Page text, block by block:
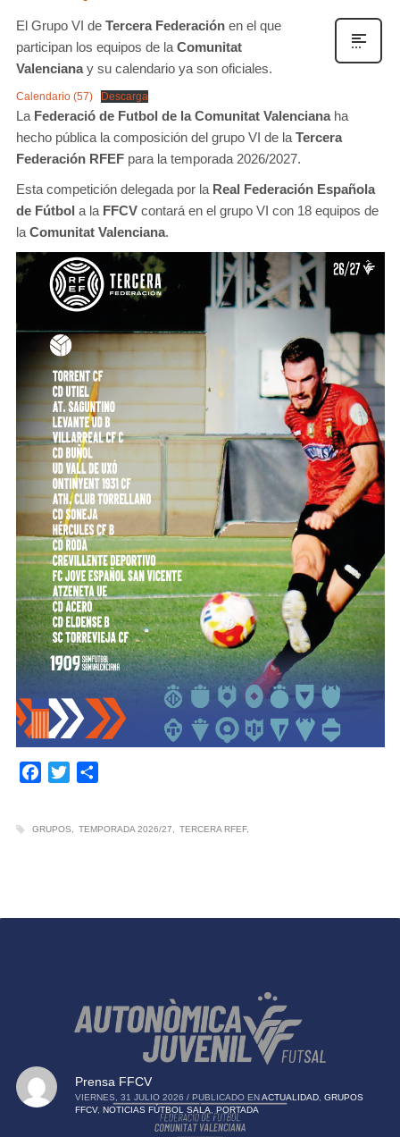
El Grupo VI de Tercera Federaciónen el que
participan los equipos de la Comunitat
Valencianay su calendario ya son oficiales.
Calendario (57) Descarga
La Federació de Futbol de la Comunitat Valencianaha
hecho pública la composición del grupo VI de la Tercera
Federación RFEFpara la temporada 2026/2027.
Esta competición delegada por la Real Federación Española
de Fútbol a la FFCVcontará en el grupo VI con 18 equipos de
la Comunitat Valenciana.
Facebook
Twitter
GRUPOS TEMPORADA 2026/27 TERCERA RFEF
Prensa FFCV
VIERNES, 31 JULIO 2026 / PUBLICADO EN ACTUALIDAD, GRUPOS
FFCV, NOTICIAS FÚTBOL SALA, PORTADA